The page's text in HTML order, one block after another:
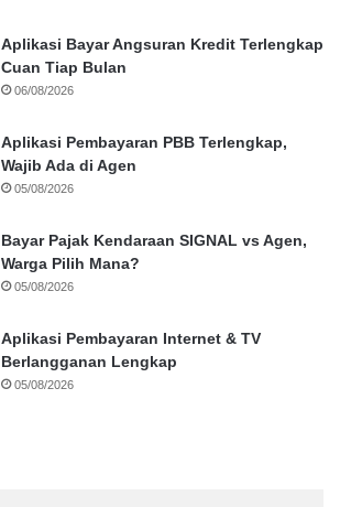
Aplikasi Bayar Angsuran Kredit Terlengkap
Cuan Tiap Bulan
06/08/2026
Aplikasi Pembayaran PBB Terlengkap,
Wajib Ada di Agen
05/08/2026
Bayar Pajak Kendaraan SIGNAL vs Agen,
Warga Pilih Mana?
05/08/2026
Aplikasi Pembayaran Internet & TV
Berlangganan Lengkap
05/08/2026